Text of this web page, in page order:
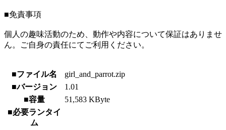
■免責事項
個人の趣味活動のため、動作や内容について保証はありませ
ん。ご自身の責任にてご利用ください。
■ファイル名
girl_and_parrot.zip
■バージョン
1.01
■容量
51,583 KByte
■必要ランタイ
ム